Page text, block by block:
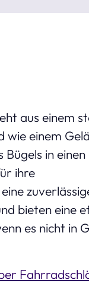
aus einem
wie einem
in einen
ihre
bieten eine
es nicht in